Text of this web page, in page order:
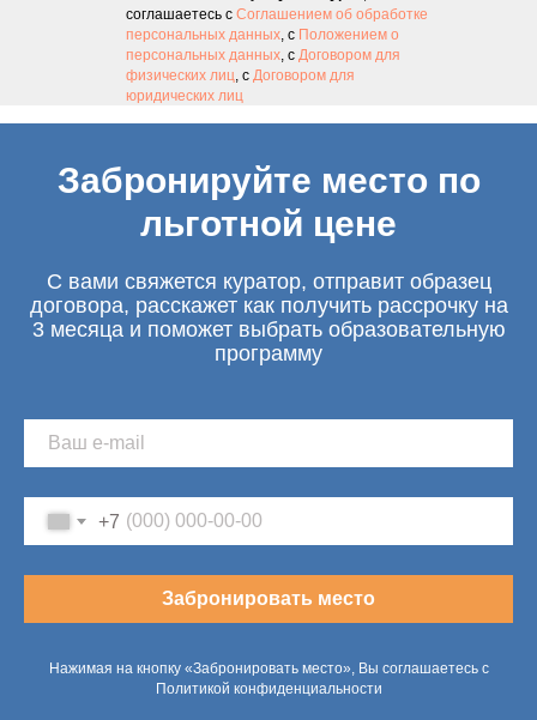
соглашаетесь с Соглашением об обработке
персональных данных, с Положением о
персональных данных, с Договором для
физических лиц, с Договором для
юридических лиц
Забронируйте место по
льготной цене
С вами свяжется куратор, отправит образец
договора, расскажет как получить рассрочку на
3 месяца и поможет выбрать образовательную
программу
+7
Забронировать место
Нажимая на кнопку «Забронировать место», Вы соглашаетесь с
Политикой конфиденциальности